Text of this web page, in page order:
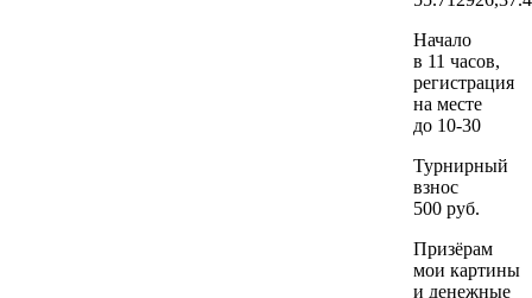
Начало
в 11 часов,
регистрация
на месте
до 10-30
Турнирный
взнос
500 руб.
Призёрам
мои картины
и денежные